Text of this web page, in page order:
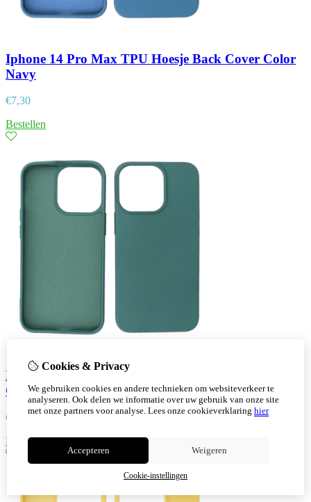
Iphone 14 Pro Max TPU Hoesje Back Cover Color
Navy
€7,30
Bestellen
Iphone 14 Pro Max TPU Hoesje Back Cover Color
Groen
€
7,30
Bestellen
Cookies & Privacy
We gebruiken cookies en andere technieken om websiteverkeer te
analyseren. Ook delen we informatie over uw gebruik van onze site
met onze partners voor analyse. Lees onze cookieverklaring hier
Accepteren Weigeren
Cookie-instellingen